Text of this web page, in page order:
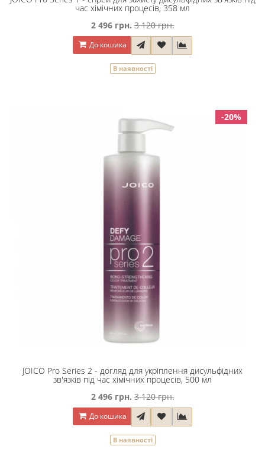
час хімічних процесів, 358 мл
2 496 грн. 3 120 грн.
До кошика
В наявності
-20%
JOICO Pro Series 2 - догляд для укріплення дисульфідних
зв'язків під час хімічних процесів, 500 мл
2 496 грн. 3 120 грн.
До кошика
В наявності